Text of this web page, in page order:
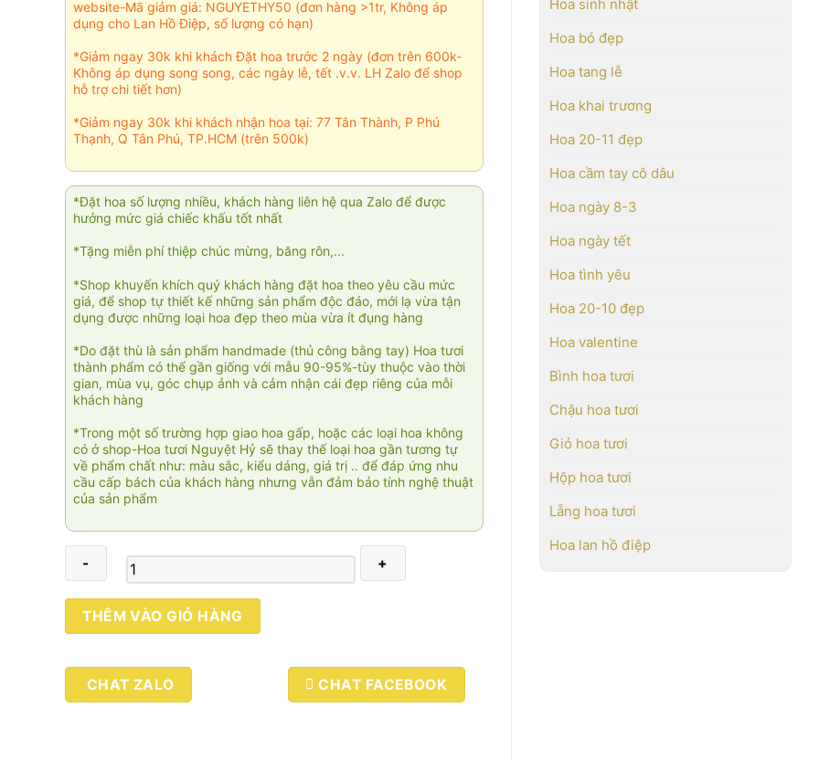
Hoa sinh nhật
Hoa bó đẹp
Hoa tang lễ
Hoa khai trương
Hoa 20-11 đẹp
Hoa cầm tay cô dâu
Hoa ngày 8-3
Hoa ngày tết
Hoa tình yêu
Hoa 20-10 đẹp
Hoa valentine
Bình hoa tươi
Chậu hoa tươi
Giỏ hoa tươi
Hộp hoa tươi
Lẵng hoa tươi
Hoa lan hồ điệp
website-Mã giảm giá: NGUYETHY50 (đơn hàng >1tr, Không áp
dụng cho Lan Hồ Điệp, số lượng có hạn)
*Giảm ngay 30k khi khách Đặt hoa trước 2 ngày (đơn trên 600k-
Không áp dụng song song, các ngày lễ, tết .v.v. LH Zalo để shop
hỗ trợ chi tiết hơn)
*Giảm ngay 30k khi khách nhận hoa tại: 77 Tân Thành, P Phú
Thạnh, Q Tân Phú, TP.HCM (trên 500k)
*Đặt hoa số lượng nhiều, khách hàng liên hệ qua Zalo để được
hưởng mức giá chiếc khấu tốt nhất
*Tặng miễn phí thiệp chúc mừng, băng rôn,...
*Shop khuyến khích quý khách hàng đặt hoa theo yêu cầu mức
giá, để shop tự thiết kế những sản phẩm độc đáo, mới lạ vừa tận
dụng được những loại hoa đẹp theo mùa vừa ít đụng hàng
*Do đặt thù là sản phẩm handmade (thủ công bằng tay) Hoa tươi
thành phẩm có thể gần giống với mẫu 90-95%-tùy thuộc vào thời
gian, mùa vụ, góc chụp ảnh và cảm nhận cái đẹp riêng của mỗi
khách hàng
*Trong một số trường hợp giao hoa gấp, hoặc các loại hoa không
có ở shop-Hoa tươi Nguyệt Hỷ sẽ thay thế loại hoa gần tương tự
về phẩm chất như: màu sắc, kiểu dáng, giá trị .. để đáp ứng nhu
cầu cấp bách của khách hàng nhưng vẫn đảm bảo tính nghệ thuật
của sản phẩm
Vạn
sự
ý
001
THÊM VÀO GIỎ HÀNG
CHAT ZALO CHAT FACEBOOK